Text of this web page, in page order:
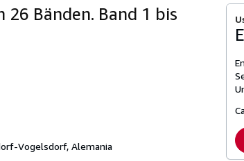
26 Bänden. Band 1 bis
Vogelsdorf, Alemania